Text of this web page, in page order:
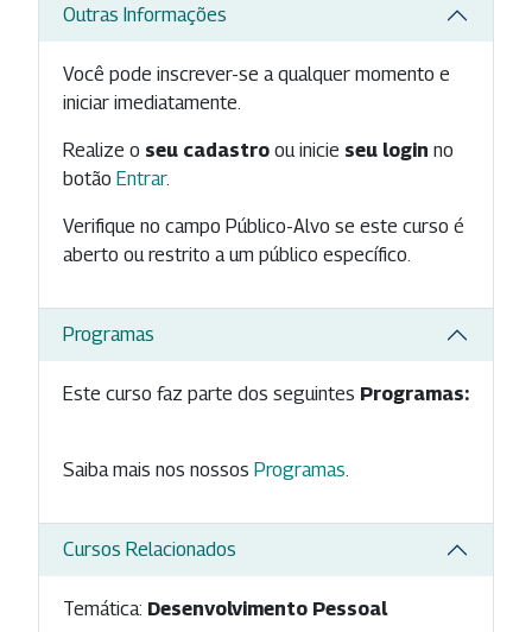
Outras Informações
Você pode inscrever-se a qualquer momento e
iniciar imediatamente.
Realize o seu cadastro ou inicie seu login no
botão Entrar.
Verifique no campo Público-Alvo se este curso é
aberto ou restrito a um público específico.
Programas
Este curso faz parte dos seguintes Programas:
Saiba mais nos nossos Programas
Cursos Relacionados
Temática: Desenvolvimento Pessoal